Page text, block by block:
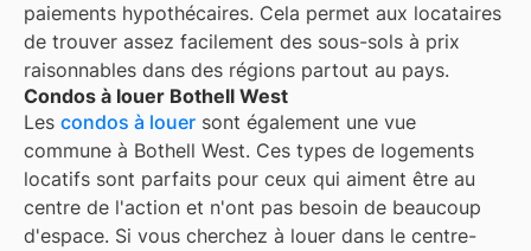
paiements hypothécaires. Cela permet aux locataires
de trouver assez facilement des sous-sols à prix
raisonnables dans des régions partout au pays.
Condos à louer Bothell West
Les condos à louer sont également une vue
commune à Bothell West. Ces types de logements
locatifs sont parfaits pour ceux qui aiment être au
centre de l'action et n'ont pas besoin de beaucoup
d'espace. Si vous cherchez à louer dans le centre-